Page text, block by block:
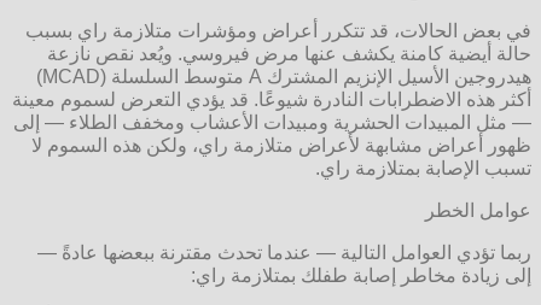
في بعض الحالات، قد تتكرر أعراض ومؤشرات متلازمة راي بسبب
حالة أيضية كامنة يكشف عنها مرض فيروسي. ويُعد نقص نازعة
هيدروجين الأسيل الإنزيم المشترك A متوسط السلسلة (MCAD)
أكثر هذه الاضطرابات النادرة شيوعًا. قد يؤدي التعرض لسموم معينة
— مثل المبيدات الحشرية ومبيدات الأعشاب ومخفف الطلاء — إلى
ظهور أعراض مشابهة لأعراض متلازمة راي، ولكن هذه السموم لا
تسبب الإصابة بمتلازمة راي.
عوامل الخطر
ربما تؤدي العوامل التالية — عندما تحدث مقترنة ببعضها عادةً —
إلى زيادة مخاطر إصابة طفلك بمتلازمة راي: